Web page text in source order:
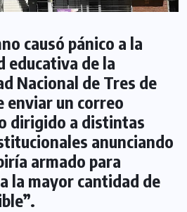
causó pánico a la
educativa de la
Nacional de Tres de
enviar un correo
dirigido a distintas
anunciando
armado para
la mayor cantidad de